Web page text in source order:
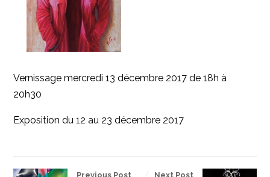
Vernissage mercredi 13 décembre 2017 de 18h à
20h30
Exposition du 12 au 23 décembre 2017
Previous Post Next Post